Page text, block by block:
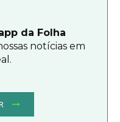
da Folha
notícias em